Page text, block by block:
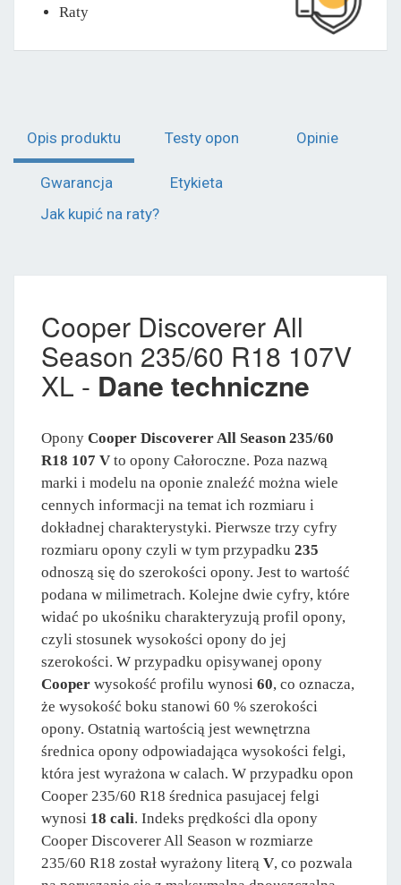
Raty
Opis produktu Testy opon Opinie
Gwarancja
Etykieta
Jak kupić na raty?
Cooper Discoverer All
Season 235/60 R18 107V
XL - Dane techniczne
Opony Cooper Discoverer All Season 235/60
R18 107 V to opony Całoroczne. Poza nazwą
marki i modelu na oponie znaleźć można wiele
cennych informacji na temat ich rozmiaru i
dokładnej charakterystyki. Pierwsze trzy cyfry
rozmiaru opony czyli w tym przypadku 235
odnoszą się do szerokości opony. Jest to wartość
podana w milimetrach. Kolejne dwie cyfry, które
widać po ukośniku charakteryzują profil opony,
czyli stosunek wysokości opony do jej
szerokości. W przypadku opisywanej opony
Cooper wysokość profilu wynosi 60, co oznacza,
że wysokość boku stanowi 60 % szerokości
opony. Ostatnią wartością jest wewnętrzna
średnica opony odpowiadająca wysokości felgi,
która jest wyrażona w calach. W przypadku opon
Cooper 235/60 R18 średnica pasujacej felgi
wynosi 18 cali. Indeks prędkości dla opony
Cooper Discoverer All Season w rozmiarze
235/60 R18 został wyrażony literą V, co pozwala